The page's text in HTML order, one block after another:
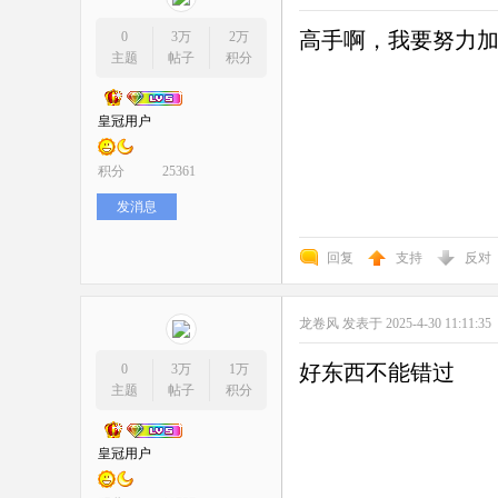
0
主题
3万
帖子
2万
积分
皇冠用户
积分 25361
发消息
高手啊，我要努力加
回复 支持 反对
0
主题
3万
帖子
1万
积分
皇冠用户
龙卷风 发表于 2025-4-30 11:11:35
好东西不能错过